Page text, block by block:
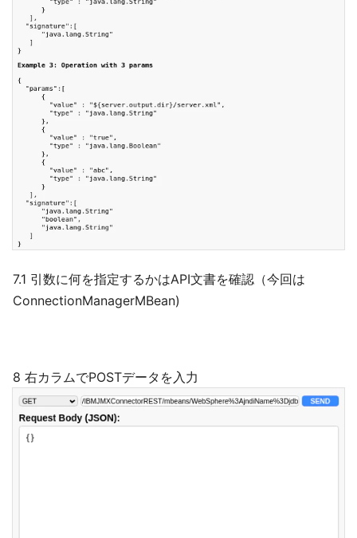
7.1 引数に何を指定するかはAPI文書を確認（今回は
ConnectionManagerMBean)
8 右カラムでPOSTデータを入力